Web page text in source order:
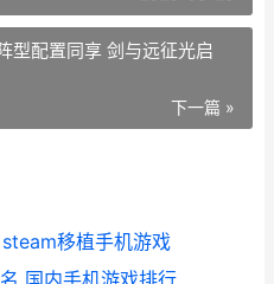
型配置同享 剑与远征光启
下一篇 »
移植手机游戏